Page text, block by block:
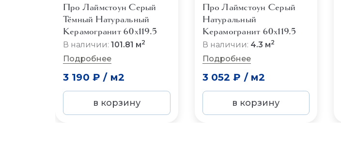
Про Лаймстоун Серый
Тёмный Натуральный
Керамогранит 60x119.5
В наличии: 101.81 м2
Подробнее
3 190 ₽ / м2
в корзину
Про Лаймстоун Серый
Натуральный
Керамогранит 60x119.5
В наличии: 4.3 м2
Подробнее
3 052 ₽ / м2
в корзину